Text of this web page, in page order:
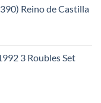
Reino de Castilla
3 Roubles Set